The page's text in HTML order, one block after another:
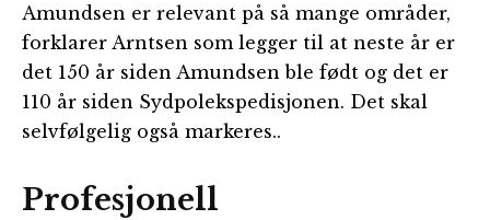
Amundsen er relevant på så mange områder,
forklarer Arntsen som legger til at neste år er
det 150 år siden Amundsen ble født og det er
110 år siden Sydpolekspedisjonen. Det skal
selvfølgelig også markeres..
Profesjonell